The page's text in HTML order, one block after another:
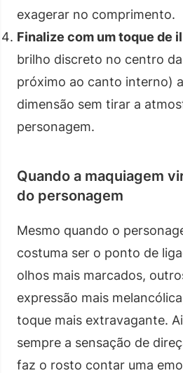
exagerar no comprimento.
Finalize com um toque de
brilho discreto no centro
próximo ao canto interno)
dimensão sem tirar a
personagem.
Quando a maquiagem
do personagem
Mesmo quando o
costuma ser o ponto de
olhos mais marcados,
expressão mais
toque mais extravagante.
sempre a sensação de
faz o rosto contar uma